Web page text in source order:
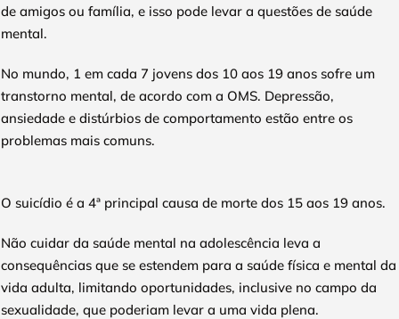
de amigos ou família, e isso pode levar a questões de saúde
mental.
No mundo, 1 em cada 7 jovens dos 10 aos 19 anos sofre um
transtorno mental, de acordo com a OMS. Depressão,
ansiedade e distúrbios de comportamento estão entre os
problemas mais comuns.
O suicídio é a 4ª principal causa de morte dos 15 aos 19 anos.
Não cuidar da saúde mental na adolescência leva a
consequências que se estendem para a saúde física e mental da
vida adulta, limitando oportunidades, inclusive no campo da
sexualidade, que poderiam levar a uma vida plena.